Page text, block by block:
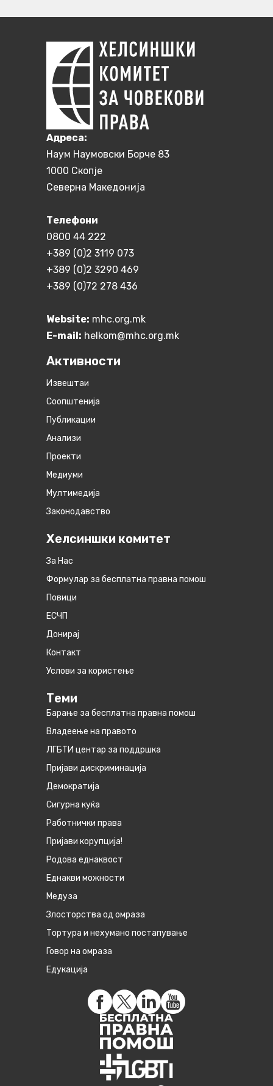
Aдреса:
Наум Наумовски Борче 83
1000 Скопје
Северна Македонија
Телефони
0800 44 222
+389 (0)2 3119 073
+389 (0)2 3290 469
+389 (0)72 278 436
Website: mhc.org.mk
E-mail: helkom@mhc.org.mk
Активности
Извештаи
Соопштенија
Публикации
Анализи
Проекти
Медиуми
Мултимедија
Законодавство
Хелсиншки комитет
За Нас
Формулар за бесплатна правна помош
Повици
ЕСЧП
Донирај
Контакт
Услови за користење
Теми
Барање за бесплатна правна помош
Владеење на правото
ЛГБТИ центар за поддршка
Пријави дискриминација
Демократија
Сигурна куќа
Работнички права
Пријави корупција!
Родова еднаквост
Eднакви можности
Медуза
Злосторства од омраза
Тортура и нехумано постапување
Говор на омраза
Едукација